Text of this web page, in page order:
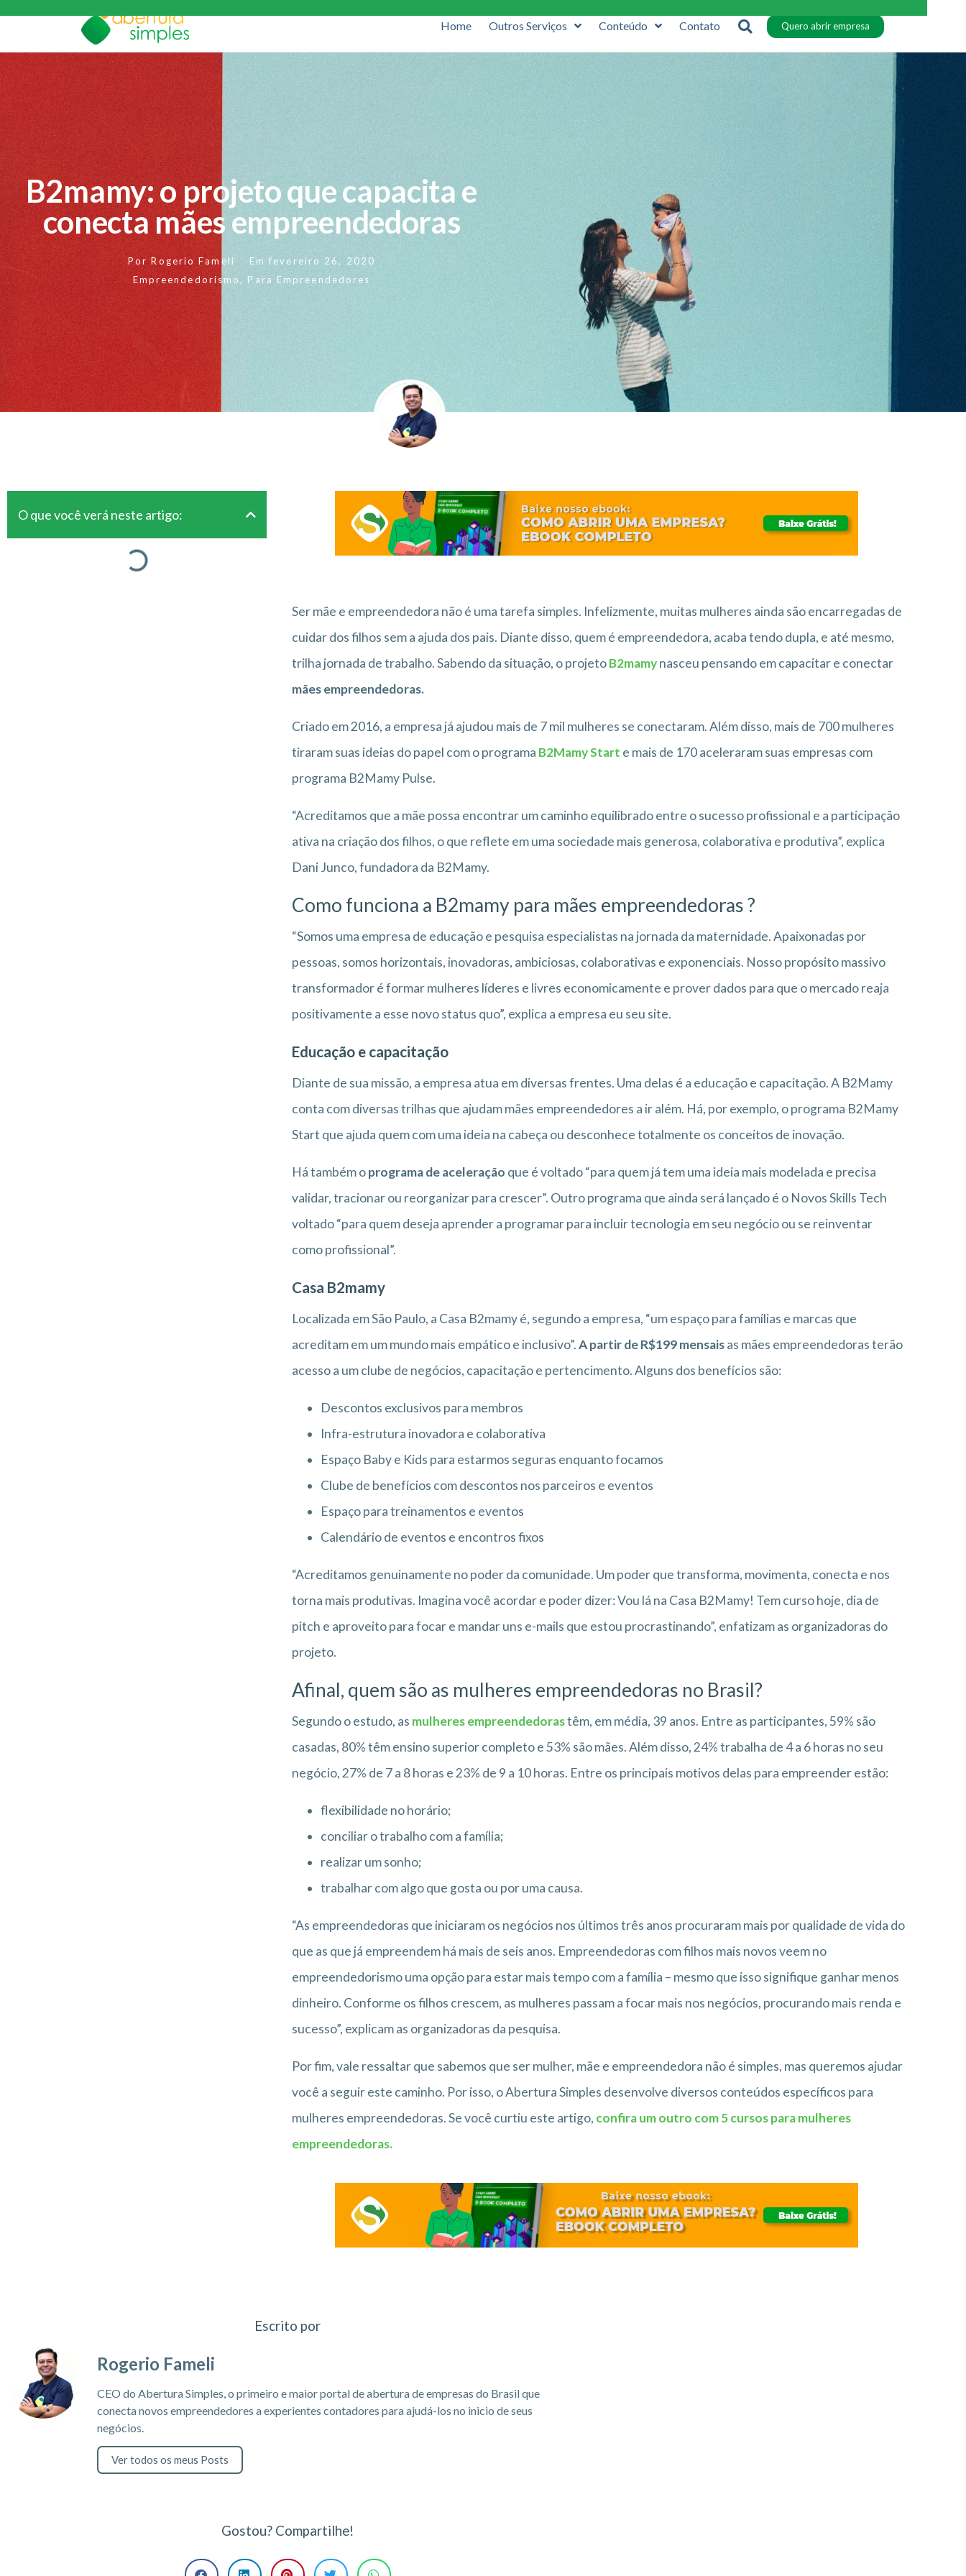
Home Outros Serviços Conteúdo Contato Quero abrir empresa
B2mamy: o projeto que capacita e
conecta mães empreendedoras
Por Rogerio Fameli Em fevereiro 26, 2020
Empreendedorismo, Para Empreendedores
O que você verá neste artigo:
Ser mãe e empreendedora não é uma tarefa simples. Infelizmente, muitas mulheres ainda são encarregadas de
cuidar dos filhos sem a ajuda dos pais. Diante disso, quem é empreendedora, acaba tendo dupla, e até mesmo,
trilha jornada de trabalho. Sabendo da situação, o projetoB2mamynasceu pensando em capacitar e conectar
mães empreendedoras.
Criado em 2016, a empresa já ajudou mais de 7 mil mulheres se conectaram. Além disso, mais de 700 mulheres
tiraram suas ideias do papel com o programa B2Mamy Start e mais de 170 aceleraram suas empresas com
programa B2Mamy Pulse.
“Acreditamos que a mãe possa encontrar um caminho equilibrado entre o sucesso profissional e a participação
ativa na criação dos filhos, o que reflete em uma sociedade mais generosa, colaborativa e produtiva”, explica
Dani Junco, fundadora da B2Mamy.
Como funciona a B2mamy para mães empreendedoras?
“Somos uma empresa de educação e pesquisa especialistas na jornada da maternidade. Apaixonadas por
pessoas, somos horizontais, inovadoras, ambiciosas, colaborativas e exponenciais. Nosso propósito massivo
transformador é formar mulheres líderes e livres economicamente e prover dados para que o mercado reaja
positivamente a esse novo status quo”, explica a empresa eu seu site.
Educação e capacitação
Diante de sua missão, a empresa atua em diversas frentes. Uma delas é a educação e capacitação. A B2Mamy
conta com diversas trilhas que ajudam mães empreendedores a ir além. Há, por exemplo, o programa B2Mamy
Start que ajuda quem com uma ideia na cabeça ou desconhece totalmente os conceitos de inovação.
Há também oprograma de aceleração que é voltado “para quem já tem uma ideia mais modelada e precisa
validar, tracionar ou reorganizar para crescer”. Outro programa que ainda será lançado é o Novos Skills Tech
voltado “para quem deseja aprender a programar para incluir tecnologia em seu negócio ou se reinventar
como profissional”.
Casa B2mamy
Localizada em São Paulo, a Casa B2mamy é, segundo a empresa, “um espaço para famílias e marcas que
acreditam em um mundo mais empático e inclusivo”.A partir de R$199 mensaisas mães empreendedoras terão
acesso a um clube de negócios, capacitação e pertencimento. Alguns dos benefícios são:
Descontos exclusivos para membros
Infra-estrutura inovadora e colaborativa
Espaço Baby e Kids para estarmos seguras enquanto focamos
Clube de benefícios com descontos nos parceiros e eventos
Espaço para treinamentos e eventos
Calendário de eventos e encontros fixos
“Acreditamos genuinamente no poder da comunidade. Um poder que transforma, movimenta, conecta e nos
torna mais produtivas. Imagina você acordar e poder dizer: Vou lá na Casa B2Mamy! Tem curso hoje, dia de
pitch e aproveito para focar e mandar uns e-mails que estou procrastinando”, enfatizam as organizadoras do
projeto.
Afinal, quem são as mulheres empreendedoras no Brasil?
Segundo o estudo, as mulheres empreendedorastêm, em média, 39 anos. Entre as participantes, 59% são
casadas, 80% têm ensino superior completo e 53% são mães. Além disso, 24% trabalha de 4 a 6 horas no seu
negócio, 27% de 7 a 8 horas e 23% de 9 a 10 horas. Entre os principais motivos delas para empreender estão:
flexibilidade no horário;
conciliar o trabalho com a família;
realizar um sonho;
trabalhar com algo que gosta ou por uma causa.
“As empreendedoras que iniciaram os negócios nos últimos três anos procuraram mais por qualidade de vida do
que as que já empreendem há mais de seis anos. Empreendedoras com filhos mais novos veem no
empreendedorismo uma opção para estar mais tempo com a família – mesmo que isso signifique ganhar menos
dinheiro. Conforme os filhos crescem, as mulheres passam a focar mais nos negócios, procurando mais renda e
sucesso”, explicam as organizadoras da pesquisa.
Por fim, vale ressaltar que sabemos que ser mulher, mãe e empreendedora não é simples, mas queremos ajudar
você a seguir este caminho. Por isso, o Abertura Simples desenvolve diversos conteúdos específicos para
mulheres empreendedoras. Se você curtiu este artigo, confira um outro com 5 cursos para mulheres
empreendedoras.
Escrito por
Rogerio Fameli
CEO do Abertura Simples, o primeiro e maior portal de abertura de empresas do Brasil que
conecta novos empreendedores a experientes contadores para ajudá-los no inicio de seus
negócios.
Ver todos os meus Posts
Gostou? Compartilhe!